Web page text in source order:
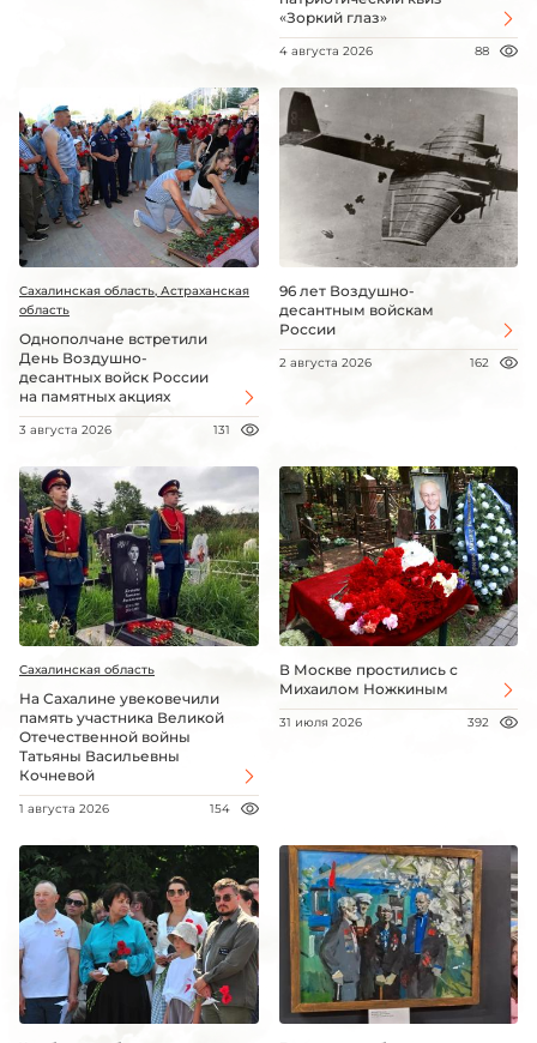
«Зоркий глаз»
4 августа 2026 88
Сахалинская область, Астраханская
область
Однополчане встретили
День Воздушно-
десантных войск России
на памятных акциях
3 августа 2026 131
96 лет Воздушно-
десантным войскам
России
2 августа 2026 162
Сахалинская область
На Сахалине увековечили
память участника Великой
Отечественной войны
Татьяны Васильевны
Кочневой
1 августа 2026 154
В Москве простились с
Михаилом Ножкиным
31 июля 2026 392